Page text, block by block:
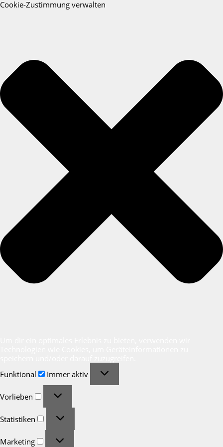
Cookie-Zustimmung verwalten
Funktional
Immer aktiv
Vorlieben
Statistiken
Marketing